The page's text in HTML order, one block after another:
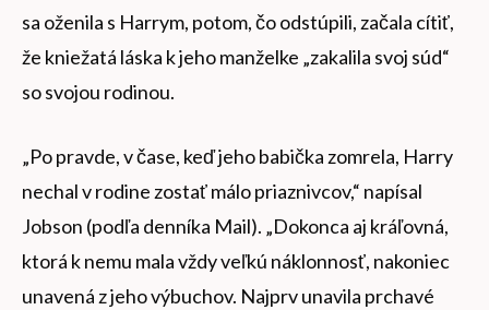
sa oženila s Harrym, potom, čo odstúpili, začala cítiť,
že kniežatá láska k jeho manželke „zakalila svoj súd“
so svojou rodinou.
„Po pravde, v čase, keď jeho babička zomrela, Harry
nechal v rodine zostať málo priaznivcov,“ napísal
Jobson (podľa denníka Mail). „Dokonca aj kráľovná,
ktorá k nemu mala vždy veľkú náklonnosť, nakoniec
unavená z jeho výbuchov. Najprv unavila prchavé